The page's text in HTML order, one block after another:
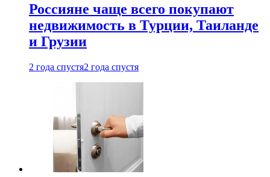
Россияне чаще всего покупают
недвижимость в Турции, Таиланде
и Грузии
2 года спустя2 года спустя